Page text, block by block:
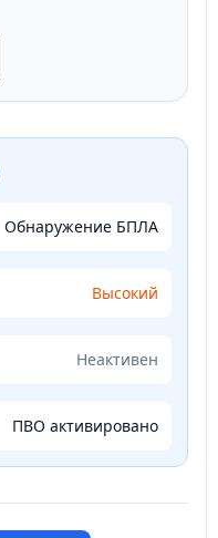
Обнаружение БПЛА
Высокий
Неактивен
ПВО активировано